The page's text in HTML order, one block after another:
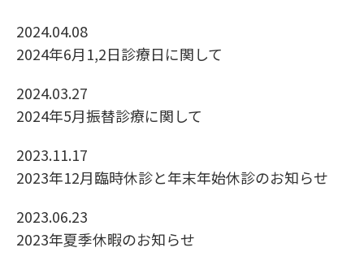
2024.04.08
2024年6月1,2日診療日に関して
2024.03.27
2024年5月振替診療に関して
2023.11.17
2023年12月臨時休診と年末年始休診のお知らせ
2023.06.23
2023年夏季休暇のお知らせ